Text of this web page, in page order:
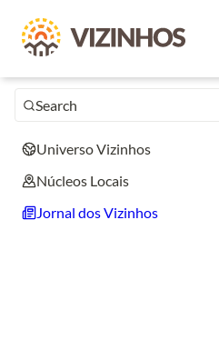
Search
Universo Vizinhos
Núcleos Locais
Jornal dos Vizinhos